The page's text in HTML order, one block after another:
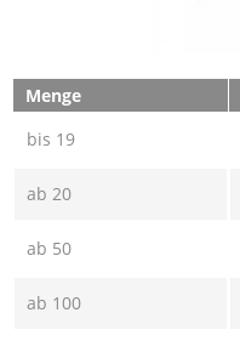
Menge
bis 19
ab 20
ab 50
ab 100